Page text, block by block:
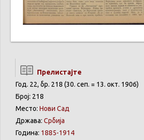
Прелистајте
Год. 22, бр. 218 (30. сеп. = 13. окт. 1906)
Број: 218
Место: Нови Сад
Држава: Србија
Година: 1885-1914